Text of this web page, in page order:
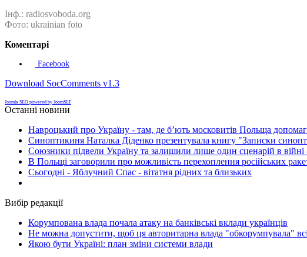
Інф.: radiosvoboda.org
Фото: ukrainian foto
Коментарі
Facebook
Download SocComments v1.3
Joomla SEO powered by JoomSEF
Останні новини
Навроцький про Україну - там, де б’ють московитів Польща
Синоптикиня Наталка Діденко презентувала книгу "Записки
Союзники підвели Україну та залишили лише один сценарій в
В Польщі заговорили про можливість перехоплення російських
Сьогодні - Яблучний Спас - вітатня рідних та близьких
Вибір редакції
Корумпована влада почала атаку на банківські вклади українців
Не можна допустити, щоб ця авторитарна влада "обкорумпувала"
Якою бути Україні: план зміни системи влади